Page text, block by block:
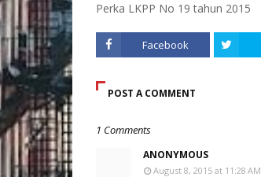
Perka LKPP No 19 tahun 2015
Facebook
POST A COMMENT
1 Comments
ANONYMOUS
August 8, 2015 at 11:28 AM